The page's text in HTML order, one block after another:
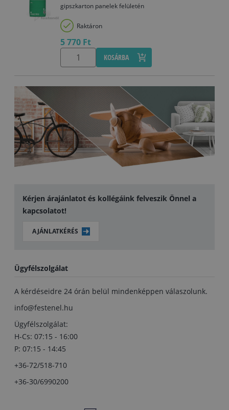
gipszkarton panelek felületén
Raktáron
5 770 Ft
KOSÁRBA
Kérjen árajánlatot és kollégáink felveszik Önnel a
kapcsolatot!
AJÁNLATKÉRÉS
Ügyfélszolgálat
A kérdéseidre 24 órán belül mindenképpen válaszolunk.
info@festenel.hu
Ügyfélszolgálat:
H-Cs: 07:15 - 16:00
P: 07:15 - 14:45
+36-72/518-710
+36-30/6990200